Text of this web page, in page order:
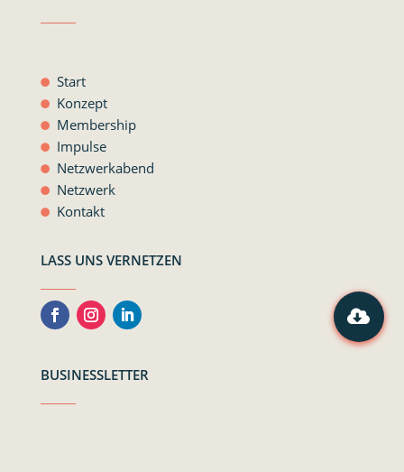
Start
Konzept
Membership
Impulse
Netzwerkabend
Netzwerk
Kontakt
LASS UNS VERNETZEN
BUSINESSLETTER